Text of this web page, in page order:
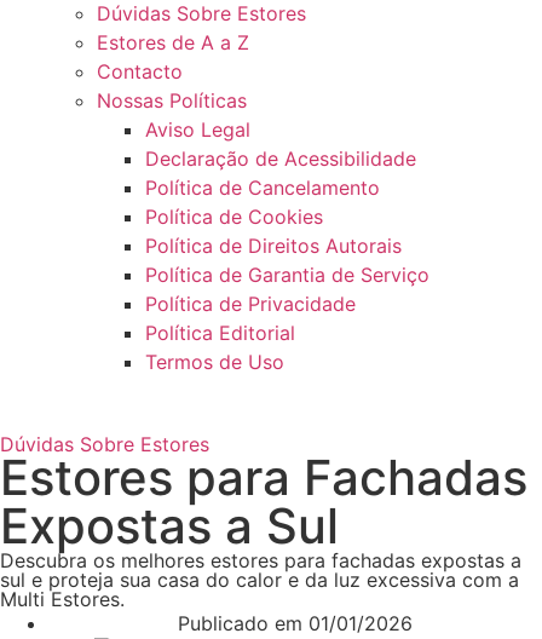
Dúvidas Sobre Estores
Estores de A a Z
Contacto
Nossas Políticas
Aviso Legal
Declaração de Acessibilidade
Política de Cancelamento
Política de Cookies
Política de Direitos Autorais
Política de Garantia de Serviço
Política de Privacidade
Política Editorial
Termos de Uso
Dúvidas Sobre Estores
Estores para Fachadas
Expostas a Sul
Descubra os melhores estores para fachadas expostas a
sul e proteja sua casa do calor e da luz excessiva com a
Multi Estores.
Publicado em 01/01/2026